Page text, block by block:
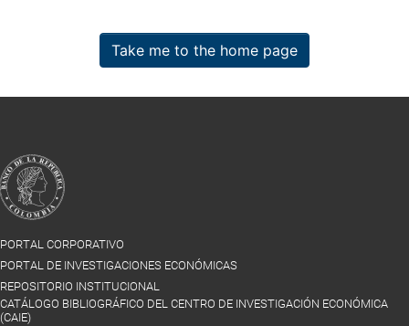
Take me to the home page
PORTAL CORPORATIVO
PORTAL DE INVESTIGACIONES ECONÓMICAS
REPOSITORIO INSTITUCIONAL
CATÁLOGO BIBLIOGRÁFICO DEL CENTRO DE INVESTIGACIÓN ECONÓMICA
(CAIE)